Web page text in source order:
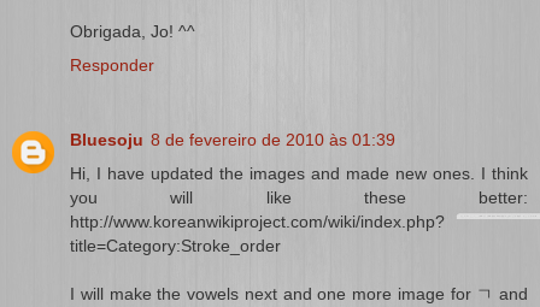
Obrigada, Jo! ^^
Responder
Bluesoju 8 de fevereiro de 2010 às 01:39
Hi, I have updated the images and made new ones. I think
you will like these better:
http://www.koreanwikiproject.com/wiki/index.php?
title=Category:Stroke_order
I will make the vowels next and one more image for ㄱ and